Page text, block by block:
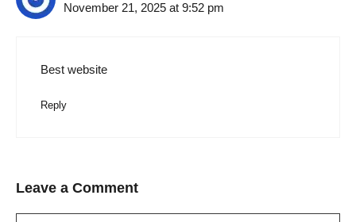
November 21, 2025 at 9:52 pm
Best website
Reply
Leave a Comment